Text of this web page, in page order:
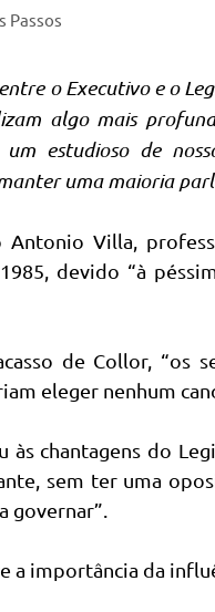
Passos
o Executivo e o
algo mais
estudioso de
uma maioria
Antonio Villa,
devido “à
de Collor, “os
eleger nenhum
às chantagens do
sem ter uma
governar”.
a importância da